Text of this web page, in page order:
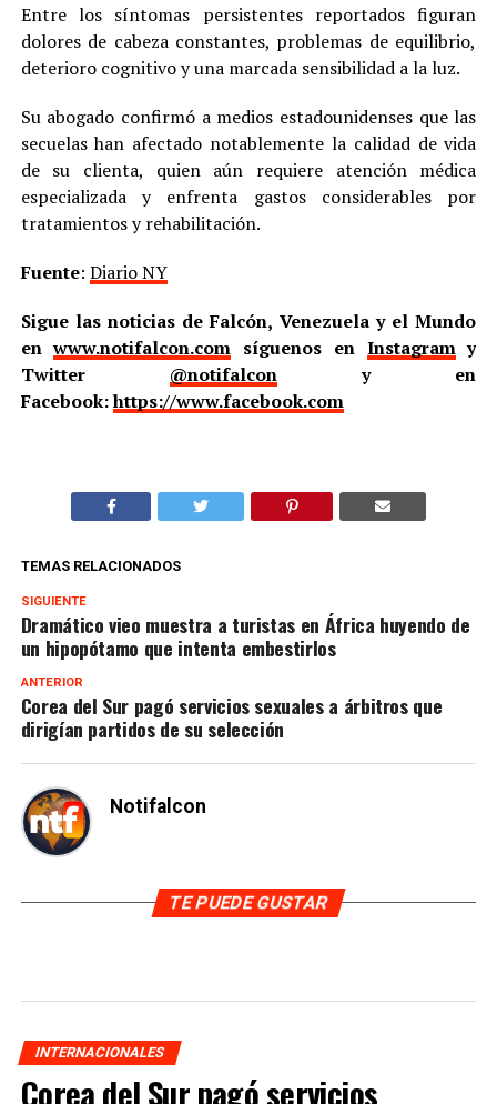
Entre los síntomas persistentes reportados figuran
dolores de cabeza constantes, problemas de equilibrio,
deterioro cognitivo y una marcada sensibilidad a la luz.
Su abogado confirmó a medios estadounidenses que las
secuelas han afectado notablemente la calidad de vida
de su clienta, quien aún requiere atención médica
especializada y enfrenta gastos considerables por
tratamientos y rehabilitación.
Fuente: Diario NY
Sigue las noticias de Falcón, Venezuela y el Mundo
enwww.notifalcon.com síguenos en Instagramy
Twitter @notifalcony en
Facebook:https://www.facebook.com
TEMAS RELACIONADOS
SIGUIENTE
Dramático vieo muestra a turistas en África huyendo de
un hipopótamo que intenta embestirlos
ANTERIOR
Corea del Sur pagó servicios sexuales a árbitros que
dirigían partidos de su selección
Notifalcon
TE PUEDE GUSTAR
INTERNACIONALES
Corea del Sur pagó servicios